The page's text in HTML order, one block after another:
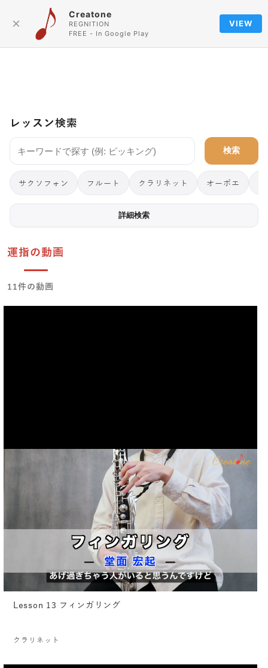
×
Creatone
REGNITION
FREE - In Google Play
VIEW
レッスン検索
検索
サクソフォン フルート クラリネット オーボエ
詳細検索
運指の動画
11件の動画
Lesson 13 フィンガリング
クラリネット